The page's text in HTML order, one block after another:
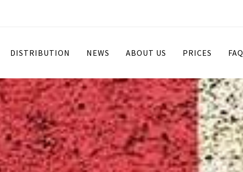
DISTRIBUTION NEWS ABOUT US PRICES FAQ